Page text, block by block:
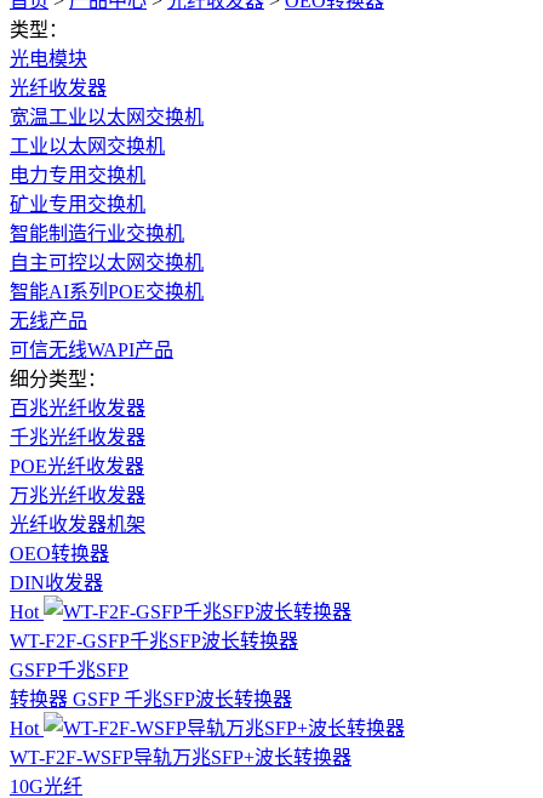
类型：
光电模块
光纤收发器
宽温工业以太网交换机
工业以太网交换机
电力专用交换机
矿业专用交换机
智能制造行业交换机
自主可控以太网交换机
智能AI系列POE交换机
无线产品
可信无线WAPI产品
细分类型：
百兆光纤收发器
千兆光纤收发器
POE光纤收发器
万兆光纤收发器
光纤收发器机架
OEO转换器
DIN收发器
Hot
WT-F2F-GSFP千兆SFP波长转换器
GSFP千兆SFP
转换器 GSFP 千兆SFP波长转换器
Hot
WT-F2F-WSFP导轨万兆SFP+波长转换器
10G光纤